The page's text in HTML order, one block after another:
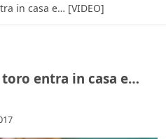
in casa e… [VIDEO]
entra in casa e…